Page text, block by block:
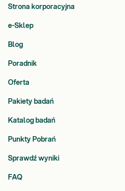
Strona korporacyjna
e-Sklep
Blog
Poradnik
Oferta
Pakiety badań
Katalog badań
Punkty Pobrań
Sprawdź wyniki
FAQ